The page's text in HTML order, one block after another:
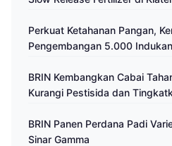
Perkuat Ketahanan Pangan,
Pengembangan 5.000
BRIN Kembangkan Cabai
Kurangi Pestisida dan
BRIN Panen Perdana Padi
Sinar Gamma